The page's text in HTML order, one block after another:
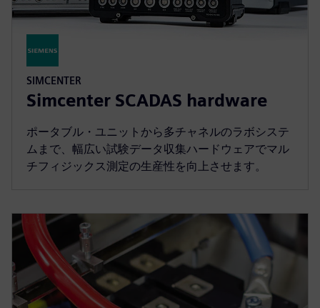
SIMCENTER
Simcenter SCADAS hardware
ポータブル・ユニットから多チャネルのラボシステ
ムまで、幅広い試験データ収集ハードウェアでマル
チフィジックス測定の生産性を向上させます。